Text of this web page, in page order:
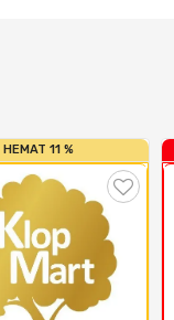
HEMAT 11 %